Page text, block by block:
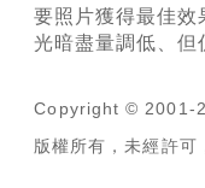
要照片獲得最佳效
光暗盡量調低、但
Copyright © 2001-
版權所有，未經許可